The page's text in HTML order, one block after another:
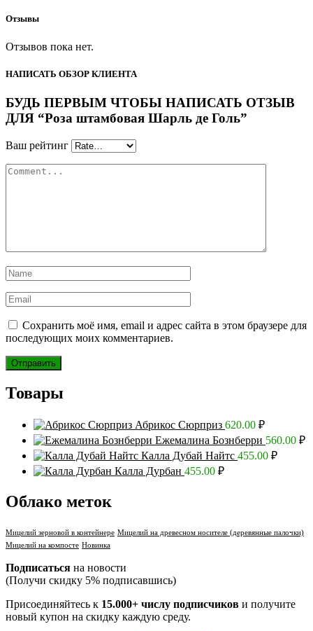
Отзывы
Отзывов пока нет.
НАПИСАТЬ ОБЗОР КЛИЕНТА
БУДЬ ПЕРВЫМ ЧТОБЫ НАПИСАТЬ ОТЗЫВ
ДЛЯ “Роза штамбовая Шарль де Голь”
Ваш рейтинг
Сохранить моё имя, email и адрес сайта в этом браузере для
последующих моих комментариев.
Товары
Абрикос Сюрприз 620.00 ₽
Ежемалина Бознберри 560.00 ₽
Калла Дубай Найтс 455.00 ₽
Калла Дурбан 455.00 ₽
Облако меток
Мицелий зерновой в контейнере Мицелий на древесном носителе (деревянные палочки)
Мицелий на компосте Новинка
Подписаться на новости
(Получи скидку 5% подписавшись)
Присоединяйтесь к 15.000+ числу подписчиков и получите
новый купон на скидку каждую среду.